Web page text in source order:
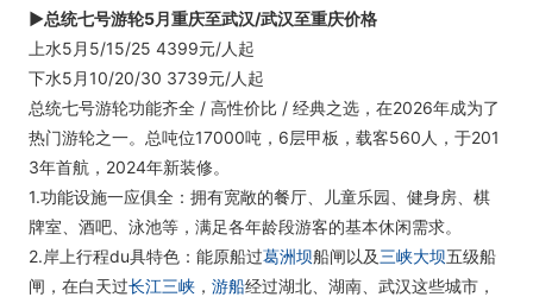
►总统七号游轮5月重庆至武汉/武汉至重庆价格
上水5月5/15/25 4399元/人起
下水5月10/20/30 3739元/人起
总统七号游轮功能齐全 / 高性价比 / 经典之选，在2026年成为了
热门游轮之一。总吨位17000吨，6层甲板，载客560人，于201
3年首航，2024年新装修。
1.功能设施一应俱全：拥有宽敞的餐厅、儿童乐园、健身房、棋
牌室、酒吧、泳池等，满足各年龄段游客的基本休闲需求。
2.岸上行程du具特色：能原船过葛洲坝船闸以及三峡大坝五级船
闸，在白天过长江三峡 ， 游船经过湖北、湖南、武汉这些城市，